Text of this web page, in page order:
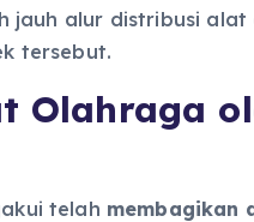
jauh alur distribusi
tersebut.
Olahraga
telah membagikan